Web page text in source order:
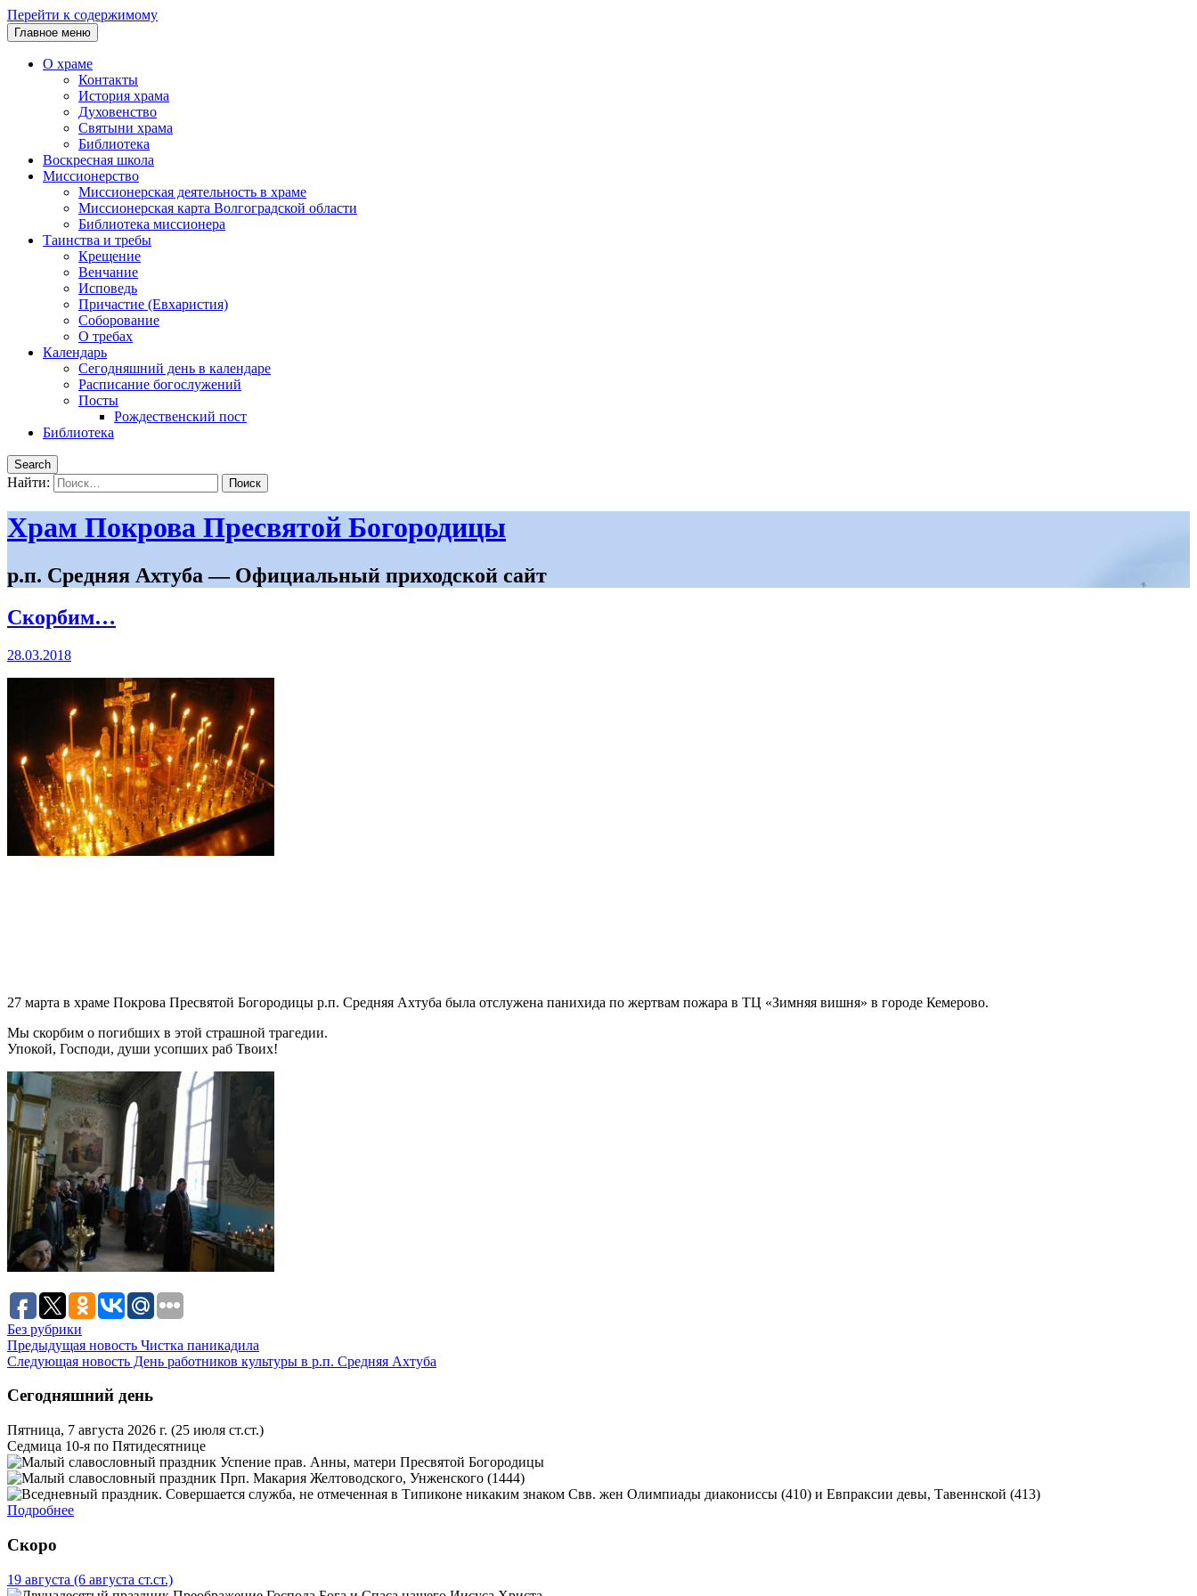
Перейти к содержимому
Главное меню
О храме
Контакты
История храма
Духовенство
Святыни храма
Библиотека
Воскресная школа
Миссионерство
Миссионерская деятельность в храме
Миссионерская карта Волгоградской области
Библиотека миссионера
Таинства и требы
Крещение
Венчание
Исповедь
Причастие (Евхаристия)
Соборование
О требах
Календарь
Сегодняшний день в календаре
Расписание богослужений
Посты
Рождественский пост
Библиотека
Search
Найти:
Храм Покрова Пресвятой Богородицы
р.п. Средняя Ахтуба — Официальный приходской сайт
Скорбим…
28.03.2018
27 марта в храме Покрова Пресвятой Богородицы р.п. Средняя Ахтуба была отслужена панихида по жертвам пожара в ТЦ «Зимняя вишня» в городе Кемерово.
Мы скорбим о погибших в этой страшной трагедии.
Упокой, Господи, души усопших раб Твоих!
Без рубрики
Предыдущая новость Чистка паникадила
Следующая новость День работников культуры в р.п. Средняя Ахтуба
Сегодняшний день
Пятница, 7 августа 2026 г. (25 июля ст.ст.)
Седмица 10-я по Пятидесятнице
Успение прав. Анны, матери Пресвятой Богородицы
Прп. Макария Желтоводского, Унженского (1444)
Свв. жен Олимпиады диакониссы (410) и Евпраксии девы, Тавеннской (413)
Подробнее
Скоро
19 августа (6 августа ст.ст.)